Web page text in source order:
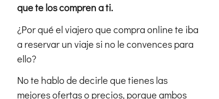
que te los compren a ti.
¿Por qué el viajero que compra online te iba
a reservar un viaje si no le convences para
ello?
No te hablo de decirle que tienes las
mejores ofertas o precios, porque ambos